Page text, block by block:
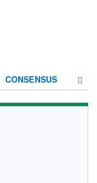
CONSENSUS